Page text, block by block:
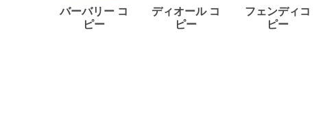
バーバリー コ
ピー
ディオール コ
ピー
フェンディコ
ピー